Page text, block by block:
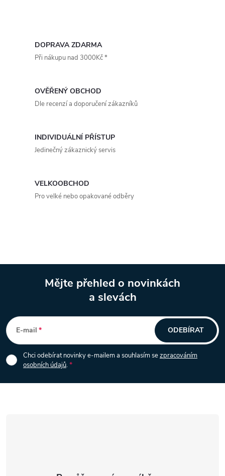
y
p
i
s
u
DOPRAVA ZDARMA
Při nákupu nad 3000Kč *
OVĚŘENÝ OBCHOD
Dle recenzí a doporučení zákazníků
INDIVIDUÁLNÍ PŘÍSTUP
Jedinečný zákaznický servis
VELKOOBCHOD
Pro velké nebo opakované odběry
á
p
a
Mějte přehled o novinkách
a slevách
E-mail
Chci odebírat novinky e-mailem a souhlasím sezpracováním
osobních údajů.
ODEBÍRAT